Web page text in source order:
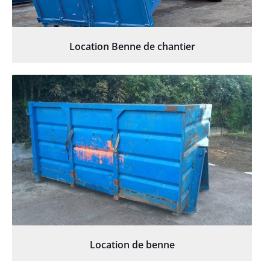
Location Benne de chantier
Location de benne